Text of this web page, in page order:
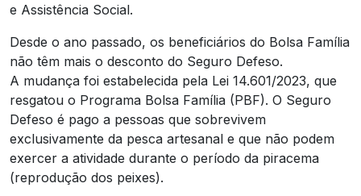
e Assistência Social.
Desde o ano passado, os beneficiários do Bolsa Família
não têm mais o desconto do Seguro Defeso.
A mudança foi estabelecida pela Lei 14.601/2023, que
resgatou o Programa Bolsa Família (PBF). O Seguro
Defeso é pago a pessoas que sobrevivem
exclusivamente da pesca artesanal e que não podem
exercer a atividade durante o período da piracema
(reprodução dos peixes).